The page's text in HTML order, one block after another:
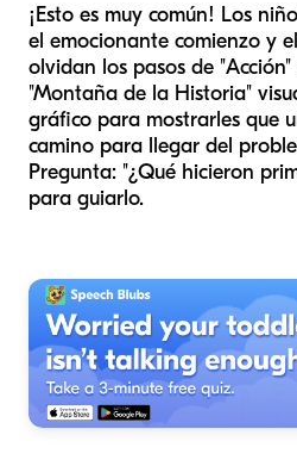
¡Esto es muy común! Los
el emocionante comienzo y
olvidan los pasos de
"Montaña de la Historia"
gráfico para mostrarles que
camino para llegar del
Pregunta: "¿Qué hicieron
para guiarlo.